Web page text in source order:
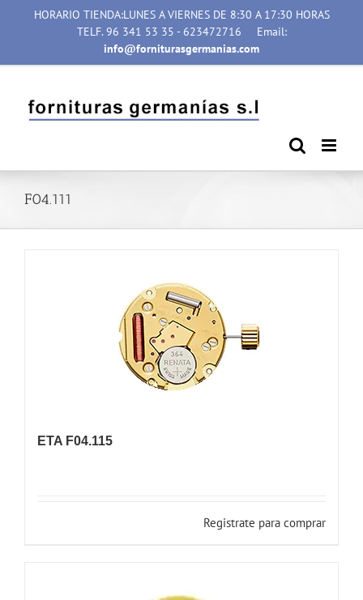
HORARIO TIENDA:LUNES A VIERNES DE 8:30 A 17:30 HORAS
TELF. 96 341 53 35 - 623472716
Email:
info@forniturasgermanias.com
F04.111
ETA F04.115
Registrate para comprar